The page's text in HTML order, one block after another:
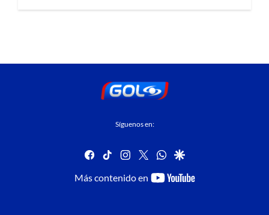
Síguenos en:
facebook
tiktok instagram
twitterwhatsapp
google
Más contenido en
youtube-